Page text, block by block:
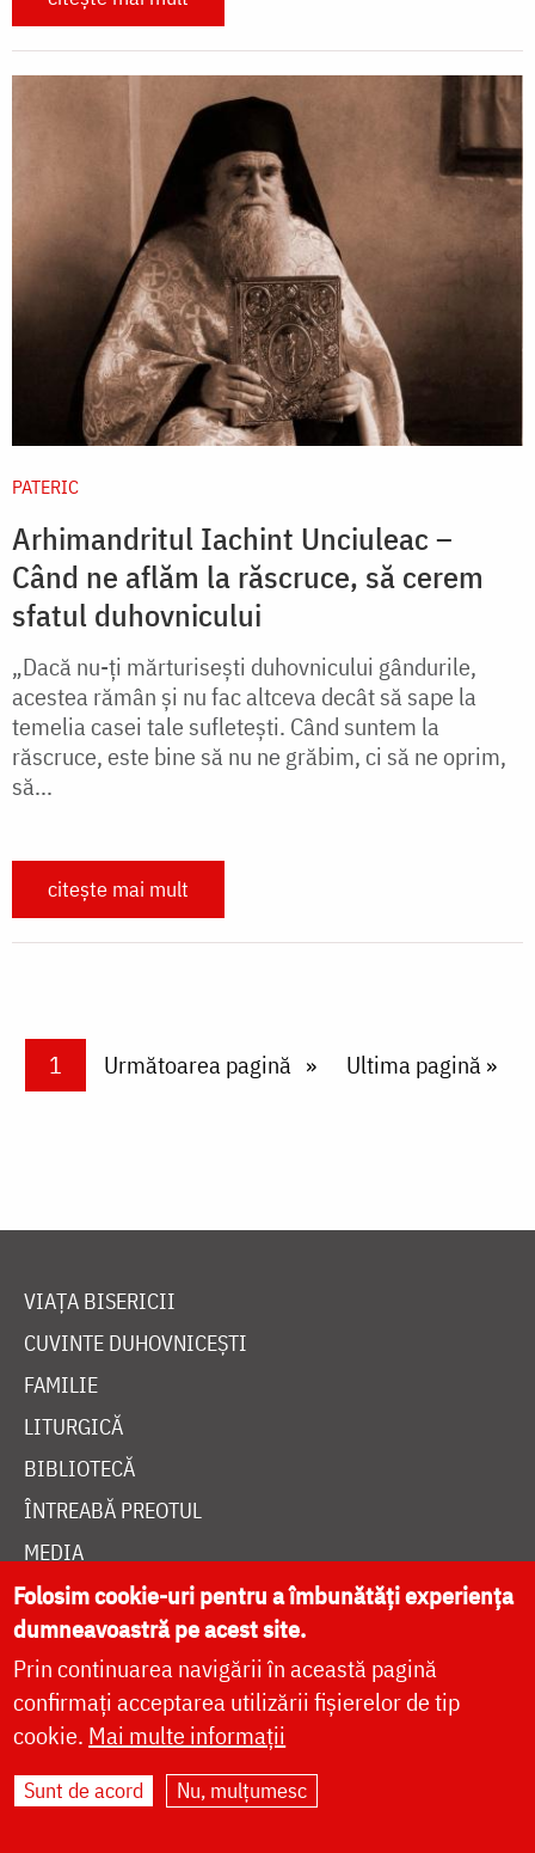
PATERIC
Arhimandritul Iachint Unciuleac –
Când ne aflăm la răscruce, să cerem
sfatul duhovnicului
„Dacă nu-ţi mărturiseşti duhovnicului gândurile,
acestea rămân şi nu fac altceva decât să sape la
temelia casei tale sufleteşti. Când suntem la
răscruce, este bine să nu ne grăbim, ci să ne oprim,
să...
citește mai mult
PaginareCurrent page
1 Next page
Următoarea pagină Last page
Ultima pagină »
VIAȚA BISERICII
CUVINTE DUHOVNICEȘTI
FAMILIE
LITURGICĂ
BIBLIOTECĂ
ÎNTREABĂ PREOTUL
MEDIA
ȘTIRI
HRAMUL SFINTEI CUVIOASE PARASCHEVA
AUTORI
MAICI CU VIAȚĂ DUHOVNICEASCĂ
Folosim cookie-uri pentru a îmbunătăți experiența
dumneavoastră pe acest site.
Prin continuarea navigării în această pagină
confirmați acceptarea utilizării fișierelor de tip
cookie. Mai multe informații
Sunt de acord Nu, mulțumesc